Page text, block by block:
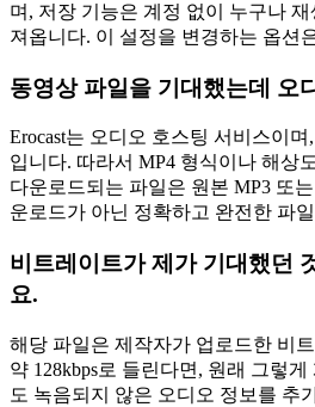
며, 저장 기능은 계정 없이 누구나
져옵니다. 이 설정을 변경하는 옵션
동영상 파일을 기대했는데 오
Erocast는 오디오 호스팅 서비스이
입니다. 따라서 MP4 형식이나 해상
다운로드되는 파일은 원본 MP3 또
운로드가 아닌 정확하고 완전한 파
비트레이트가 제가 기대했던
요.
해당 파일은 제작자가 업로드한 비
약 128kbps로 들린다면, 원래 그렇
도 녹음되지 않은 오디오 정보를 추